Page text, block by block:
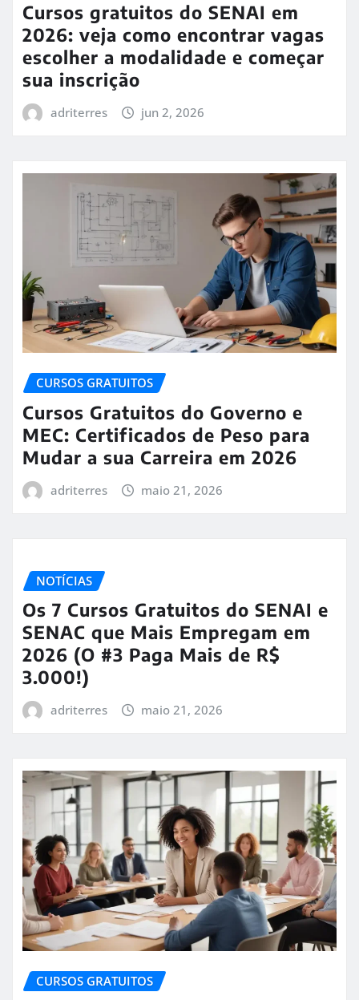
Cursos gratuitos do SENAI em
2026: veja como encontrar vagas
escolher a modalidade e começar
sua inscrição
adriterres jun 2, 2026
CURSOS GRATUITOS
Cursos Gratuitos do Governo e
MEC: Certificados de Peso para
Mudar a sua Carreira em 2026
adriterres maio 21, 2026
NOTÍCIAS
Os 7 Cursos Gratuitos do SENAI e
SENAC que Mais Empregam em
2026 (O #3 Paga Mais de R$
3.000!)
adriterres maio 21, 2026
CURSOS GRATUITOS